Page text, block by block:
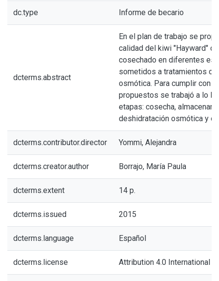
dc.type Informe de becario
dcterms.abstract
En el plan de trabajo se
calidad del kiwi "Hayward"
cosechado en diferentes
sometidos a tratamientos
osmótica. Para cumplir con
propuestos se trabajó a lo
etapas: cosecha,
deshidratación osmótica y
dcterms.contributor.director Yommi, Alejandra
dcterms.creator.author Borrajo, María Paula
dcterms.extent 14 p.
dcterms.issued 2015
dcterms.language Español
dcterms.license Attribution 4.0 International